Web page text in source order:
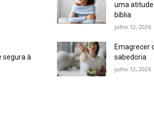
uma
bíblia
julho 12, 2026
segura à
Emagrecer
sabedoria
julho 12, 2026